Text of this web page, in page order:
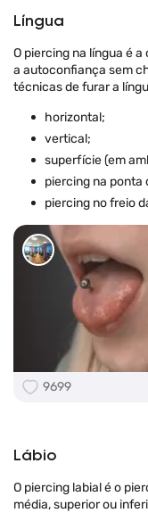
Língua
O piercing na língua é
a autoconfiança sem
técnicas de furar a
horizontal;
vertical;
superfície (em
piercing na ponta
piercing no freio
9699
Lábio
O piercing labial é o
média, superior ou